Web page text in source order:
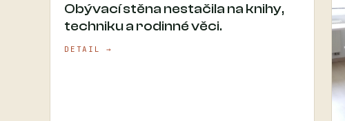
Obývací stěna nestačila na knihy,
techniku a rodinné věci.
DETAIL →